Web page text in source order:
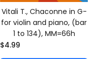
Vitali T., Chaconne in G-
for violin and piano, (bar
1 to 134), MM=66h
$4.99